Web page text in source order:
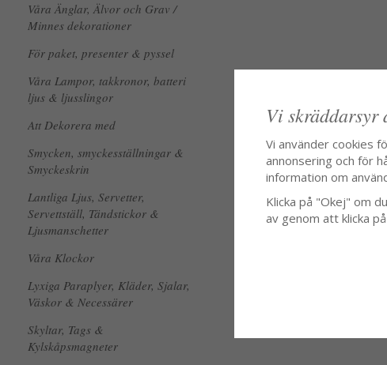
Våra Änglar, Älvor och Grav /
Minnes dekorationer
För paket, presenter & pyssel
Våra Lampor, takkronor, batteri
ljus & ljusslingor
Att Dekorera med
Smycken, smyckesställningar &
Smyckeskrin
Lantliga Ljus, Servetter,
Servettställ, Tändstickor &
Ljusmanschetter
Våra Klockor
Lyxiga Paraplyer, Kläder, Sjalar,
Väskor & Necessärer
Skyltar, Tags &
Kylskåpsmagneter
Vi skräddarsyr
Vi använder cookies
annonsering och för
information om
Klicka på "Okej" om
av genom att klicka